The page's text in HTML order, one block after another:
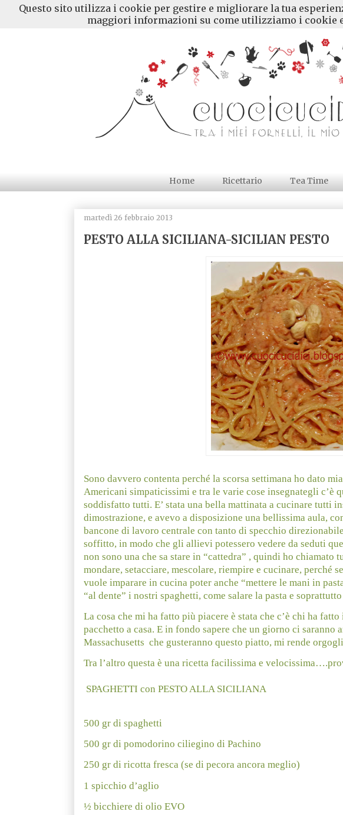
Home Ricettario Tea Time
martedì 26 febbraio 2013
PESTO ALLA SICILIANA-SICILIAN PESTO
Sono davvero contenta perché la scorsa settimana ho dato
Americani simpaticissimi e tra le varie cose insegnategli c’è
soddisfatto tutti. E’ stata una bella mattinata a cucinare tutti
dimostrazione, e avevo a disposizione una bellissima aula,
bancone di lavoro centrale con tanto di specchio
soffitto, in modo che gli allievi potessero vedere da seduti
non sono una che sa stare in “cattedra” , quindi ho chiamato
mondare, setacciare, mescolare, riempire e cucinare, perché
vuole imparare in cucina poter anche “mettere le mani in
“al dente” i nostri spaghetti, come salare la pasta e
La cosa che mi ha fatto più piacere è stata che c’è chi ha
pacchetto a casa. E in fondo sapere che un giorno ci
Massachusetts che gusteranno questo piatto, mi rende
Tra l’altro questa è una ricetta facilissima e
SPAGHETTI con PESTO ALLA SICILIANA
500 gr di spaghetti
500 gr di pomodorino ciliegino di Pachino
250 gr di ricotta fresca (se di pecora ancora meglio)
1 spicchio d’aglio
½ bicchiere di olio EVO
Questo sito utilizza i cookie per gestire e migliorare la tua
maggiori informazioni su come utilizziamo i cookie